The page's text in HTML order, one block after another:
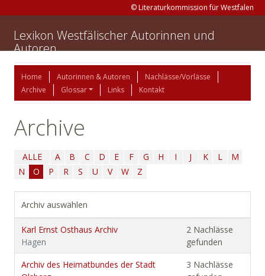
© Literaturkommission für Westfalen
Lexikon Westfälischer Autorinnen und
Autoren
Home Autorinnen & Autoren
Nachlässe/Vorlässe
Archive
Glossar Links Kontakt
Archive
ALLE A B C D E F G H I J K L
M
N
O P R S U V W Z
Archiv auswählen
Karl Ernst Osthaus Archiv
Hagen
2 Nachlässe
gefunden
Archiv des Heimatbundes der Stadt
3 Nachlässe